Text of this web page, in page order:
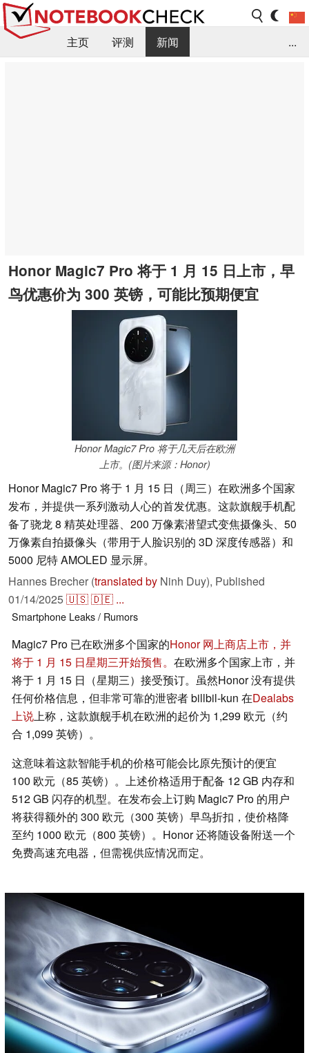
主页 评测
新闻
...
Honor Magic7 Pro 将于 1 月 15 日上市，早
鸟优惠价为 300 英镑，可能比预期便宜
Honor Magic7 Pro 将于几天后在欧洲
上市。(图片来源：Honor)
Honor Magic7 Pro 将于 1 月 15 日（周三）在欧洲多个国家
发布，并提供一系列激动人心的首发优惠。这款旗舰手机配
备了骁龙 8 精英处理器、200 万像素潜望式变焦摄像头、50
万像素自拍摄像头（带用于人脸识别的 3D 深度传感器）和
5000 尼特 AMOLED 显示屏。
Hannes Brecher (translated by Ninh Duy), Published
01/14/2025🇺🇸🇩🇪 ...
Smartphone Leaks / Rumors
Magic7 Pro 已在欧洲多个国家的Honor 网上商店上市，并
将于 1 月 15 日星期三开始预售。 在欧洲多个国家上市，并
将于 1 月 15 日（星期三）接受预订。虽然Honor 没有提供
任何价格信息，但非常可靠的泄密者 billbil-kun 在Dealabs
上说上称，这款旗舰手机在欧洲的起价为 1,299 欧元（约
合 1,099 英镑）。
这意味着这款智能手机的价格可能会比原先预计的便宜
100 欧元（85 英镑）。上述价格适用于配备 12 GB 内存和
512 GB 闪存的机型。在发布会上订购 Magic7 Pro 的用户
将获得额外的 300 欧元（300 英镑）早鸟折扣，使价格降
至约 1000 欧元（800 英镑）。Honor 还将随设备附送一个
免费高速充电器，但需视供应情况而定。